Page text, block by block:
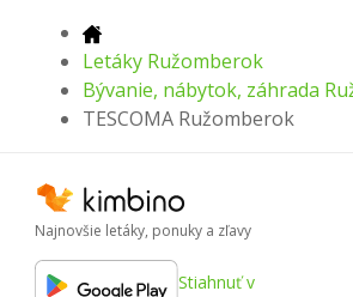
Letáky Ružomberok
Bývanie, nábytok, záhrada
TESCOMA Ružomberok
Najnovšie letáky, ponuky a zľavy
Stiahnuť v